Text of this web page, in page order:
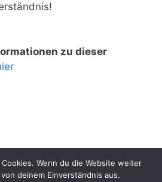
zu dieser
Wenn du die Website weiter
deinem Einverständnis aus.